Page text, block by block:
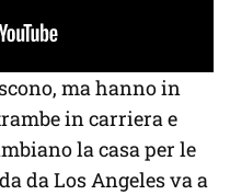
ma hanno in
in carriera e
la casa per le
da Los Angeles va a